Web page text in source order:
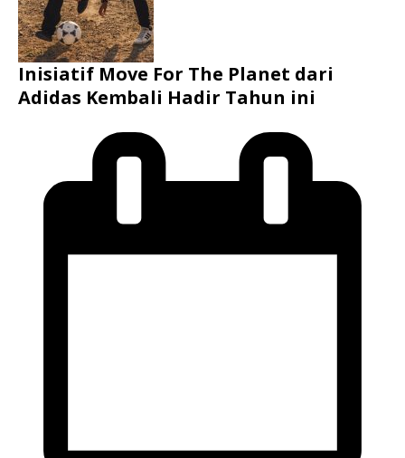
Inisiatif Move For The Planet dari
Adidas Kembali Hadir Tahun ini